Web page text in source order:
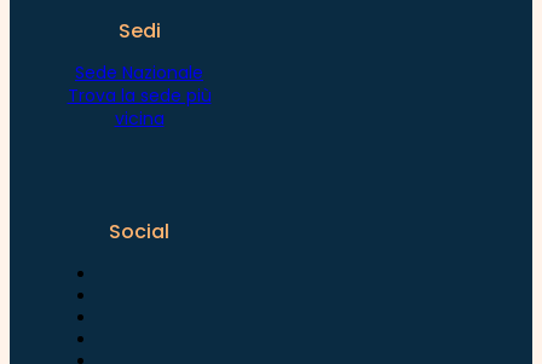
Sedi
Sede Nazionale
Trova la sede più
vicina
Social